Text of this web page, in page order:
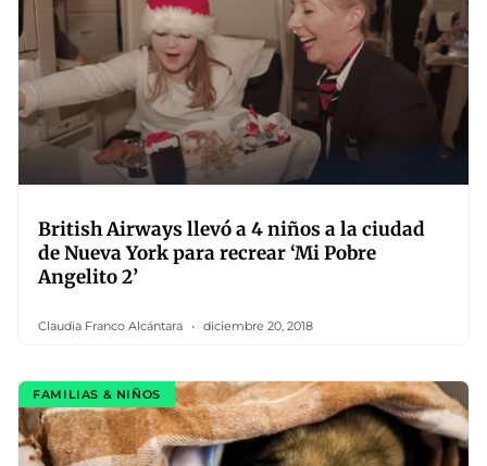
British Airways llevó a 4 niños a la ciudad
de Nueva York para recrear ‘Mi Pobre
Angelito 2’
Claudia Franco Alcántara diciembre 20, 2018
FAMILIAS & NIÑOS